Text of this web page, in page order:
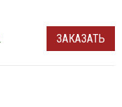
ЗАКАЗАТЬ